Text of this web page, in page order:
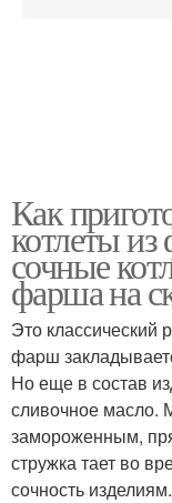
Как
котлеты
сочные
фарша на
Это классический
фаpш
Но еще в состав
сливочное масло.
замороженным,
стружка тает во
сочность изделиям.